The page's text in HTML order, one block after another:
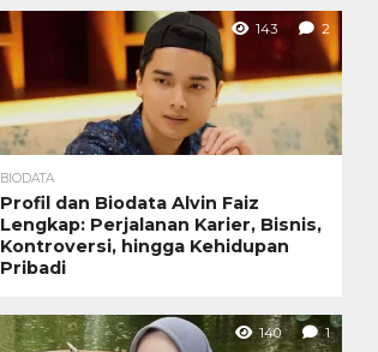
143 2
BIODATA
Profil dan Biodata Alvin Faiz
Lengkap: Perjalanan Karier, Bisnis,
Kontroversi, hingga Kehidupan
Pribadi
140 1